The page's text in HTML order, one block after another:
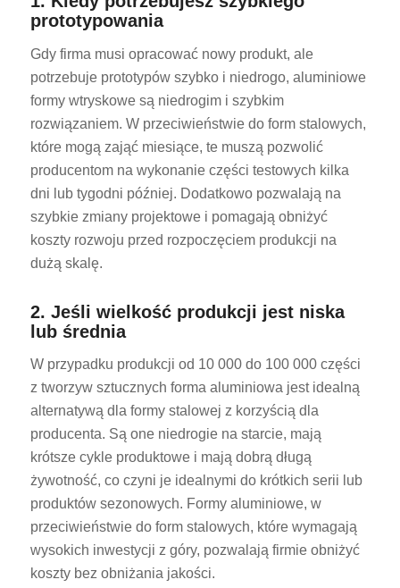
prototypowania
Gdy firma musi opracować nowy produkt, ale
potrzebuje prototypów szybko i niedrogo, aluminiowe
formy wtryskowe są niedrogim i szybkim
rozwiązaniem. W przeciwieństwie do form stalowych,
które mogą zająć miesiące, te muszą pozwolić
producentom na wykonanie części testowych kilka
dni lub tygodni później. Dodatkowo pozwalają na
szybkie zmiany projektowe i pomagają obniżyć
koszty rozwoju przed rozpoczęciem produkcji na
dużą skalę.
2. Jeśli wielkość produkcji jest niska
lub średnia
W przypadku produkcji od 10 000 do 100 000 części
z tworzyw sztucznych forma aluminiowa jest idealną
alternatywą dla formy stalowej z korzyścią dla
producenta. Są one niedrogie na starcie, mają
krótsze cykle produktowe i mają dobrą długą
żywotność, co czyni je idealnymi do krótkich serii lub
produktów sezonowych. Formy aluminiowe, w
przeciwieństwie do form stalowych, które wymagają
wysokich inwestycji z góry, pozwalają firmie obniżyć
koszty bez obniżania jakości.